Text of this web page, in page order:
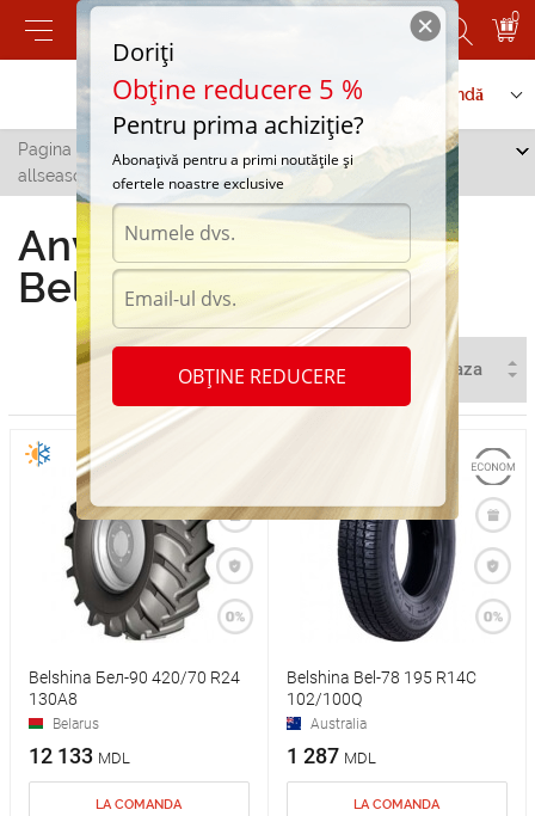
0
Contactați-ne Serviciu de comandă
Pagina principală /
Anvelope
allseasons Belshina in Orhei
Anvelope allseasons
Belshina in Orhei
Belshina Бел-90 420/70 R24
130A8
Belarus
12 133 MDL
LA COMANDA
Belshina Bel-78 195 R14C
102/100Q
Australia
1 287 MDL
LA COMANDA
Doriți
Obține reducere 5 %
Pentru prima achiziție?
Abonațivă pentru a primi noutățile și
ofertele noastre exclusive
OBȚINE REDUCERE